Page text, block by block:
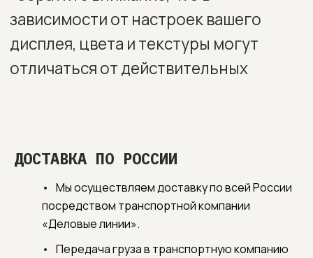
ДОСТАВКА ПО РОССИИ
Мы осуществляем доставку по всей России
посредством транспортной компании
«Деловые линии».
Передача груза в транспортную компанию